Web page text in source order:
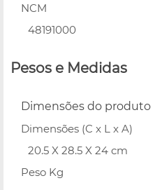
NCM
48191000
Pesos e Medidas
Dimensões do produto
Dimensões (C x L x A)
20.5 X 28.5 X 24 cm
Peso Kg